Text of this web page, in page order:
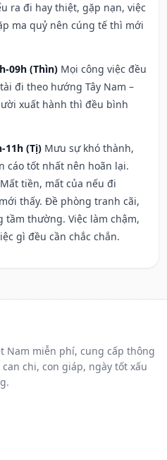
ra đi hay thiệt, gặp nạn, việc
ma quỷ nên cúng tế thì mới
09h (Thìn) Mọi công việc đều
đi theo hướng Tây Nam –
xuất hành thì đều bình
11h (Tị) Mưu sự khó thành,
cáo tốt nhất nên hoãn lại.
tiền, mất của nếu đi
thấy. Đề phòng tranh cãi,
thường. Việc làm chậm,
gì đều cần chắc chắn.
Nam miễn phí, cung cấp thông
chi, con giáp, ngày tốt xấu